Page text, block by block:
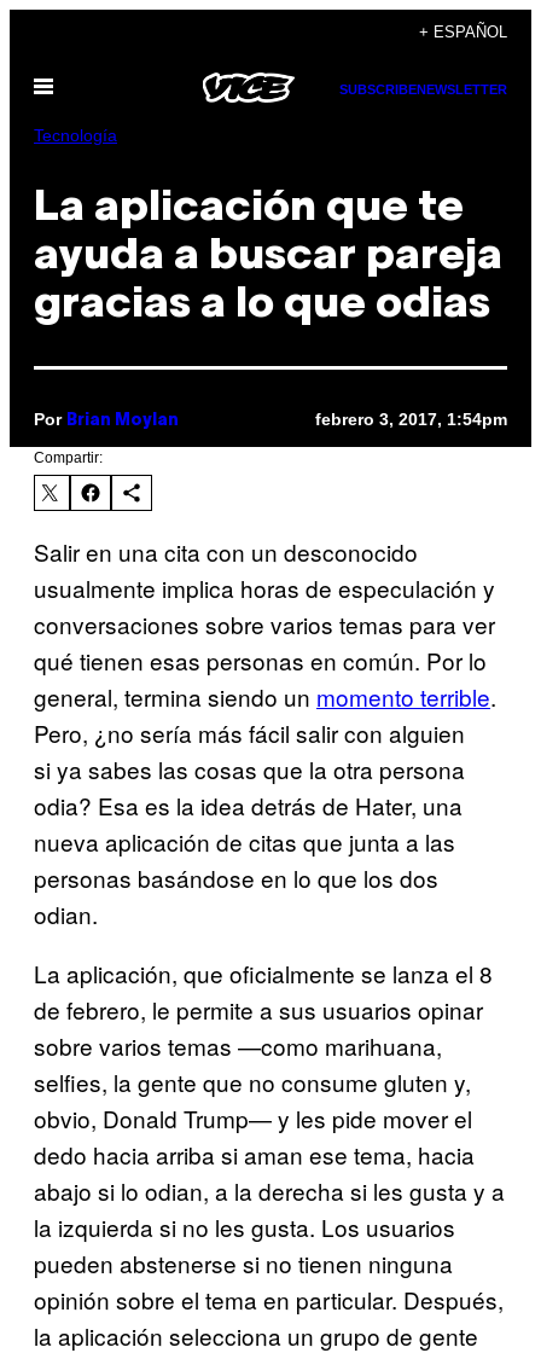
contenido
+ ESPAÑOL
Abrir
SUBSCRIBENEWSLETTER
Tecnología
La aplicación que te
ayuda a buscar pareja
gracias a lo que odias
Por Brian Moylan febrero 3, 2017, 1:54pm
Compartir:
Salir en una cita con un desconocido
usualmente implica horas de especulación y
conversaciones sobre varios temas para ver
qué tienen esas personas en común. Por lo
general, termina siendo un momento terrible.
Pero, ¿no sería más fácil salir con alguien
si ya sabes las cosas que la otra persona
odia? Esa es la idea detrás de Hater, una
nueva aplicación de citas que junta a las
personas basándose en lo que los dos
odian.
La aplicación, que oficialmente se lanza el 8
de febrero, le permite a sus usuarios opinar
sobre varios temas —como marihuana,
selfies, la gente que no consume gluten y,
obvio, Donald Trump— y les pide mover el
dedo hacia arriba si aman ese tema, hacia
abajo si lo odian, a la derecha si les gusta y a
la izquierda si no les gusta. Los usuarios
pueden abstenerse si no tienen ninguna
opinión sobre el tema en particular. Después,
la aplicación selecciona un grupo de gente